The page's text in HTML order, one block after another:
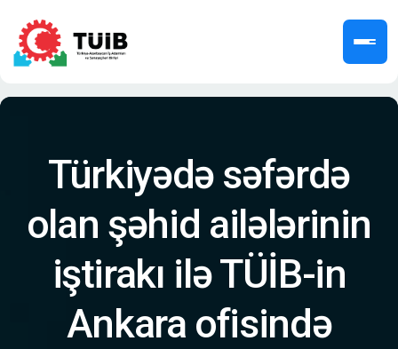
Türkiyədə səfərdə
olan şəhid ailələrinin
iştirakı ilə TÜİB-in
Ankara ofisində